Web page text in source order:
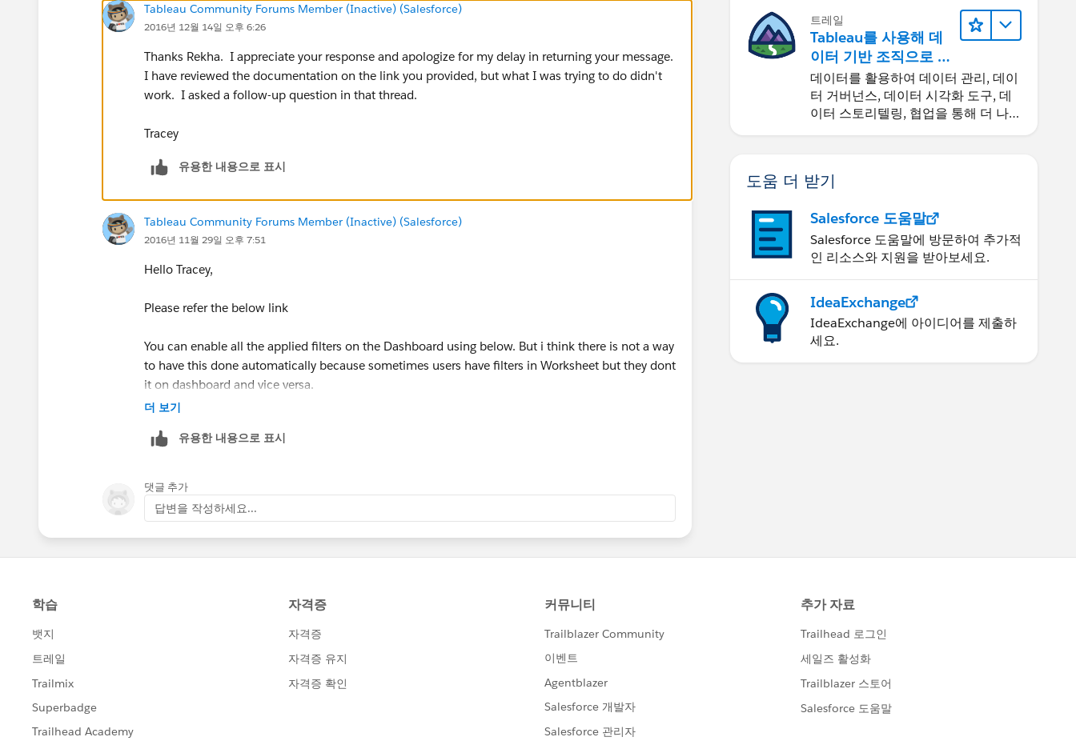
Tableau Community Forums Member (Inactive) (Salesforce)
2016년 12월 14일 오후 6:26
Thanks Rekha. I appreciate your response and apologize for my delay in returning your message.
I have reviewed the documentation on the link you provided, but what I was trying to do didn't
work. I asked a follow-up question in that thread.
Tracey
유용한 내용으로 표시
Tableau Community Forums Member (Inactive) (Salesforce)
2016년 11월 29일 오후 7:51
Hello Tracey,
Please refer the below link
You can enable all the applied filters on the Dashboard using below. But i think there is not a way
to have this done automatically because sometimes users have filters in Worksheet but they dont
it on dashboard and vice versa.
RK
더 보기
유용한 내용으로 표시
댓글 추가
답변을 작성하세요...
트레일
Tableau를 사용해 데
이터 기반 조직으로 거
듭나기
데이터를 활용하여 데이터 관리, 데이
터 거버넌스, 데이터 시각화 도구, 데
이터 스토리텔링, 협업을 통해 더 나은
도움 더 받기
Salesforce 도움말
Salesforce 도움말에 방문하여 추가적
인 리소스와 지원을 받아보세요.
IdeaExchange
IdeaExchange에 아이디어를 제출하
세요.